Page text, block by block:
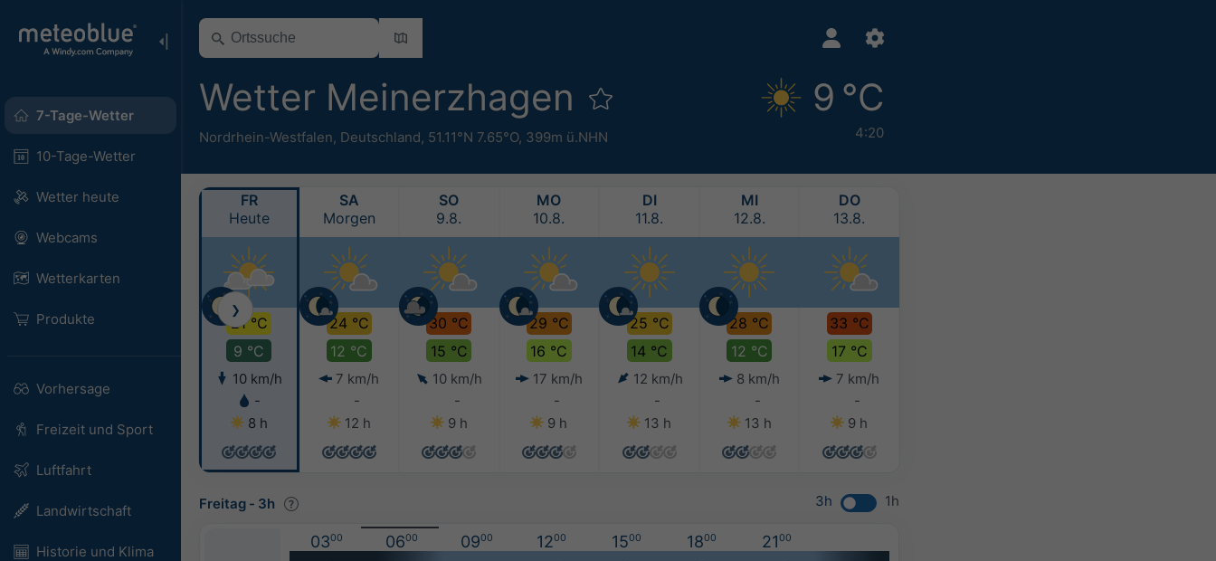
7-Tage-Wetter
10-Tage-Wetter
Wetter heute
Webcams
Wetterkarten
Produkte
Vorhersage
Freizeit und Sport
Luftfahrt
Landwirtschaft
Historie und Klima
Wetter Meinerzhagen
Nordrhein-Westfalen, Deutschland, 51.11°N 7.65°O, 399m ü.NHN
9 °C
4:20
FR
Heute
21 °C
9 °C
10 km/h
-
8 h
SA
Morgen
24 °C
12 °C
7 km/h
-
12 h
SO
9.8.
30 °C
15 °C
10 km/h
-
9 h
MO
10.8.
29 °C
16 °C
17 km/h
-
9 h
DI
11.8.
25 °C
14 °C
12 km/h
-
13 h
MI
12.8.
28 °C
12 °C
8 km/h
-
13 h
DO
13.8.
33 °C
17 °C
7 km/h
-
9 h
❯
Freitag - 3h 3h 1h
0300 0600 0900 1200 1500 1800 2100